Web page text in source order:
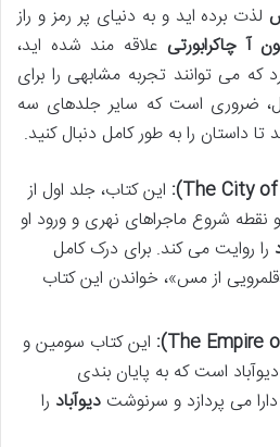
لذت برده اید و به دنیای پر رمز و راز
آ چاکرابورتی علاقه مند شده اید،
می توانند تجربه مشابهی را برای
ضروری است که سایر جلدهای سه
تا داستان را به طور کامل دنبال کنید.
این کتاب، جلد اول از
شروع ماجراهای نهری و ورود او
را روایت می کند. برای درک کامل
از مس»، خواندن این کتاب
این کتاب سومین و
است که به پایان بندی
می پردازد و سرنوشت دیوآباد را